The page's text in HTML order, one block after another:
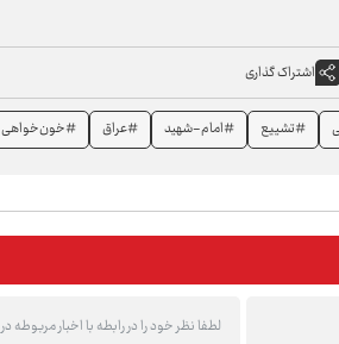
اشتراک گذاری
#تشییع #امام-شهید #عراق #خون‌خواهی